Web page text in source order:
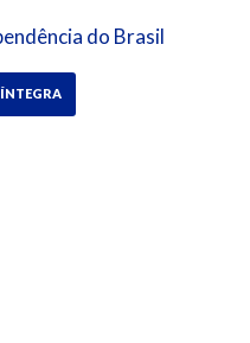
do Brasil